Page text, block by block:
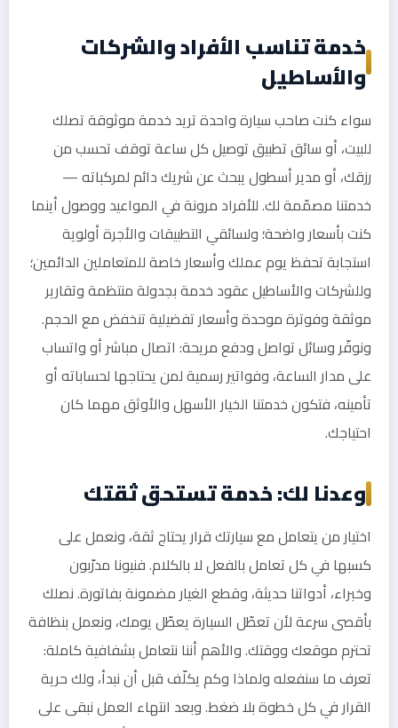
خدمة تناسب الأفراد والشركات
والأساطيل
سواء كنت صاحب سيارة واحدة تريد خدمة موثوقة تصلك
للبيت، أو سائق تطبيق توصيل كل ساعة توقف تحسب من
رزقك، أو مدير أسطول يبحث عن شريك دائم لمركباته —
خدمتنا مصمّمة لك. للأفراد مرونة في المواعيد ووصول أينما
كنت بأسعار واضحة؛ ولسائقي التطبيقات والأجرة أولوية
استجابة تحفظ يوم عملك وأسعار خاصة للمتعاملين الدائمين؛
وللشركات والأساطيل عقود خدمة بجدولة منتظمة وتقارير
موثقة وفوترة موحدة وأسعار تفضيلية تنخفض مع الحجم.
ونوفّر وسائل تواصل ودفع مريحة: اتصال مباشر أو واتساب
على مدار الساعة، وفواتير رسمية لمن يحتاجها لحساباته أو
تأمينه، فتكون خدمتنا الخيار الأسهل والأوثق مهما كان
احتياجك.
وعدنا لك: خدمة تستحق ثقتك
اختيار من يتعامل مع سيارتك قرار يحتاج ثقة، ونعمل على
كسبها في كل تعامل بالفعل لا بالكلام. فنيونا مدرّبون
وخبراء، أدواتنا حديثة، وقطع الغيار مضمونة بفاتورة. نصلك
بأقصى سرعة لأن تعطّل السيارة يعطّل يومك، ونعمل بنظافة
تحترم موقعك ووقتك. والأهم أننا نتعامل بشفافية كاملة:
تعرف ما سنفعله ولماذا وكم يكلّف قبل أن نبدأ، ولك حرية
القرار في كل خطوة بلا ضغط. وبعد انتهاء العمل نبقى على